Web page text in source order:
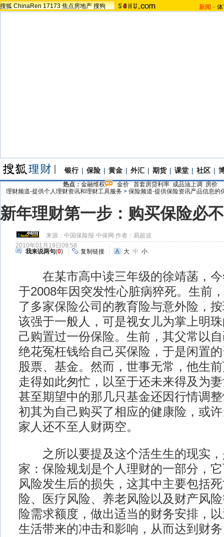
搜狐 ChinaRen 17173 焦点房地产 搜狗 新闻 -
银行 | 保险 | 黄金 | 外汇 | 期货 | 课堂 | 社区 |
热点： 金融维权 金价 首套房贷利率 成品油上调
房价
理财频道-提供个人理财资讯和理财工具服务 > 保险频道-提供保险资讯产品信息的
新年理财第一步：购买保险必
来源： 中国保险报·中保网 作者：易超波
2010年01月19日09:58
我来说两句(0) 复制链接 大 中 小
在某市高中读三年级的徐靖菡，今
于2008年因突发性心脏病猝死。生前
了多家保险公司的教育险与意外险，
该强于一般人，可是视女儿为掌上明
己购置过一份保险。生前，其父常以
绝花冤枉钱给自己买保险，于是闲置
股票、基金。然而，世事无常，他生
走得如此匆忙，以至于还未来得及为
甚至期望中的那几只基金还因行情调
初其为自己购买了相应的健康险，或
家人还不至人财两空。
之所以要提及这个活生生的现实，
家：保险规划是个人理财的一部分，
风险发生后的损失，这其中主要包括
险、医疗风险、养老风险以及财产风
险需求额度，做出适当的财务安排，
生活带来的冲击和影响，从而达到财